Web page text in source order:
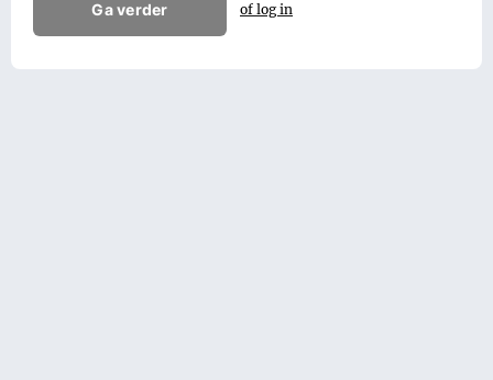
Ga verder of log in